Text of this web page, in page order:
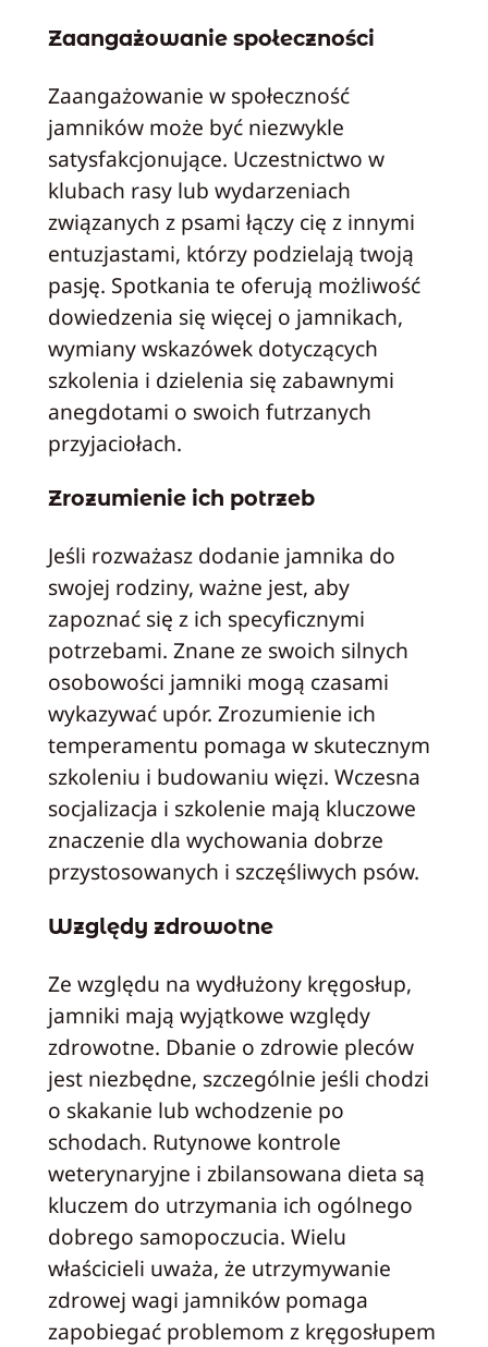
Zaangażowanie społeczności
Zaangażowanie w społeczność
jamników może być niezwykle
satysfakcjonujące. Uczestnictwo w
klubach rasy lub wydarzeniach
związanych z psami łączy cię z innymi
entuzjastami, którzy podzielają twoją
pasję. Spotkania te oferują możliwość
dowiedzenia się więcej o jamnikach,
wymiany wskazówek dotyczących
szkolenia i dzielenia się zabawnymi
anegdotami o swoich futrzanych
przyjaciołach.
Zrozumienie ich potrzeb
Jeśli rozważasz dodanie jamnika do
swojej rodziny, ważne jest, aby
zapoznać się z ich specyficznymi
potrzebami. Znane ze swoich silnych
osobowości jamniki mogą czasami
wykazywać upór. Zrozumienie ich
temperamentu pomaga w skutecznym
szkoleniu i budowaniu więzi. Wczesna
socjalizacja i szkolenie mają kluczowe
znaczenie dla wychowania dobrze
przystosowanych i szczęśliwych psów.
Względy zdrowotne
Ze względu na wydłużony kręgosłup,
jamniki mają wyjątkowe względy
zdrowotne. Dbanie o zdrowie pleców
jest niezbędne, szczególnie jeśli chodzi
o skakanie lub wchodzenie po
schodach. Rutynowe kontrole
weterynaryjne i zbilansowana dieta są
kluczem do utrzymania ich ogólnego
dobrego samopoczucia. Wielu
właścicieli uważa, że utrzymywanie
zdrowej wagi jamników pomaga
zapobiegać problemom z kręgosłupem